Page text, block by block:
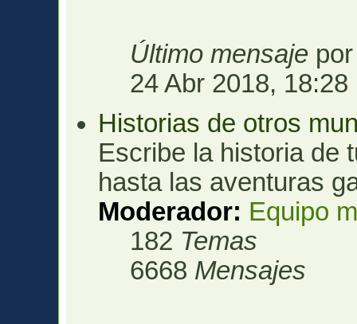
Último mensaje
24 Abr 2018, 18:28
Historias de otros
Escribe la historia de
hasta las aventuras
Moderador: Equipo
182 Temas
6668 Mensajes